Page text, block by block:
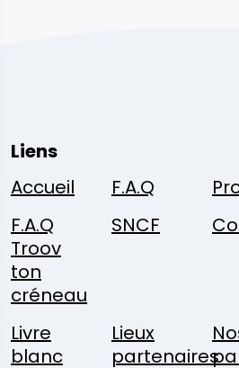
Liens
Accueil
F.A.Q
F.A.Q
Troov
ton
créneau
SNCF
Livre
blanc
Lieux
partenaires